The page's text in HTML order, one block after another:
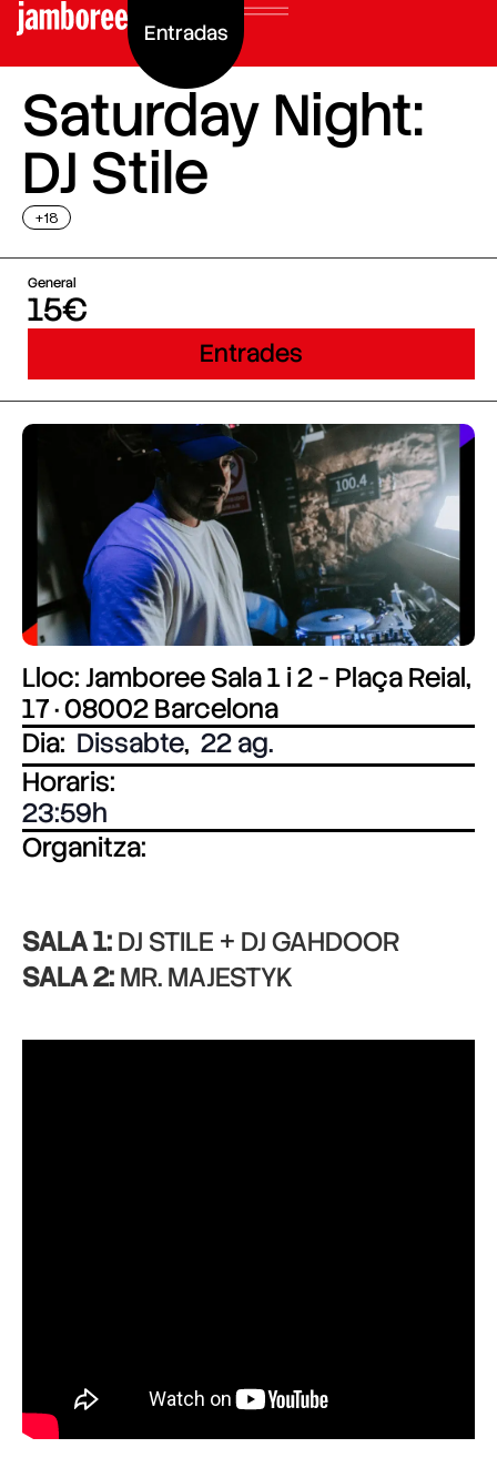
Entradas
Saturday Night:
DJ Stile
+18
General
15€
Entrades
Lloc: Jamboree Sala 1 i 2 - Plaça Reial,
17 · 08002 Barcelona
Dia: Dissabte, 22 ag.
Horaris:
23:59
Organitza:
SALA 1:DJ STILE + DJ GAHDOOR
SALA 2:MR. MAJESTYK